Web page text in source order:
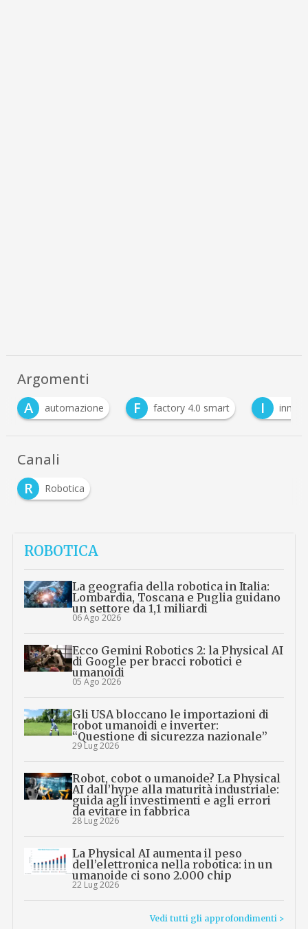
Argomenti
A
automazione F factory 4.0 smart I
Canali
R
Robotica
ROBOTICA
La geografia della robotica in Italia:
Lombardia, Toscana e Puglia guidano
un settore da 1,1 miliardi
06 Ago 2026
Ecco Gemini Robotics 2: la Physical AI
di Google per bracci robotici e
umanoidi
05 Ago 2026
Gli USA bloccano le importazioni di
robot umanoidi e inverter:
“Questione di sicurezza nazionale”
29 Lug 2026
Robot, cobot o umanoide? La Physical
AI dall’hype alla maturità industriale:
guida agli investimenti e agli errori
da evitare in fabbrica
28 Lug 2026
La Physical AI aumenta il peso
dell’elettronica nella robotica: in un
umanoide ci sono 2.000 chip
22 Lug 2026
Vedi tutti gli approfondimenti >